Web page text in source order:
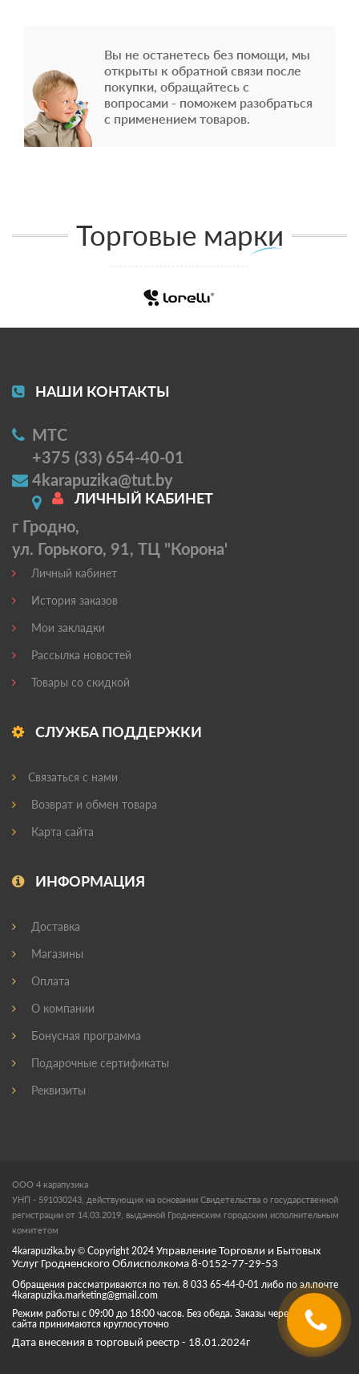
Вы не останетесь без помощи, мы
открыты к обратной связи после
покупки, обращайтесь с
вопросами - поможем разобраться
с применением товаров.
Торговые марки
НАШИ КОНТАКТЫ
МТС
+375 (33) 654-40-01
4karapuzika@tut.by
г Гродно,
ул. Горького, 91, ТЦ "Корона'
ЛИЧНЫЙ КАБИНЕТ
Личный кабинет
История заказов
Мои закладки
Рассылка новостей
Товары со скидкой
СЛУЖБА ПОДДЕРЖКИ
Связаться с нами
Возврат и обмен товара
Карта сайта
ИНФОРМАЦИЯ
Доставка
Магазины
Оплата
О компании
Бонусная программа
Подарочные сертификаты
Реквизиты
ООО 4 карапузика
УНП - 591030243, действующих на основании Свидетельства о государственной
регистрации от 14.03.2019, выданной Гродненским городским исполнительным
комитетом
4karapuzika.by © Copyright 2024 Управление Торговли и Бытовых
Услуг Гродненского Облисполкома 8-0152-77-29-53
Обращения рассматриваются по тел. 8 033 65-44-0-01 либо по эл.почте
4karapuzika.marketing@gmail.com
Режим работы с 09:00 до 18:00 часов. Без обеда. Заказы через корзину
сайта принимаются круглосуточно
Дата внесения в торговый реестр - 18.01.2024г